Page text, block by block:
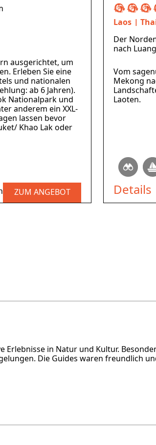
ausgerichtet, um
Erleben Sie eine
und nationalen
ab 6 Jahren).
Nationalpark und
anderem ein XXL-
lassen bevor
Khao Lak oder
ZUM ANGEBOT
Laos
Der
nach
Vom
Mekong
Laoten.
Details
Erlebnisse in Natur und Kultur.
Die Guides waren freundlich